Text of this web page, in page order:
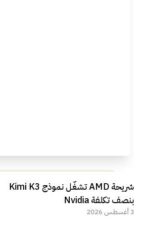
مراجعة شاملة لعملاق الألعاب
الجديد REDMAGIC 11 AIR
شريحة AMD تشغّل نموذج Kimi K3
بنصف تكلفة Nvidia
3 أغسطس 2026